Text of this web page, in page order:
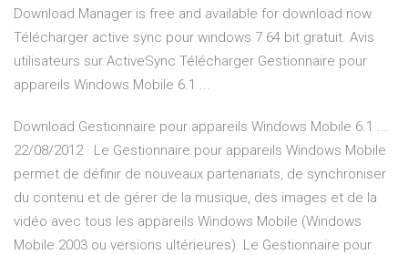
Download Manager is free and available for download now.
Télécharger active sync pour windows 7 64 bit gratuit. Avis
utilisateurs sur ActiveSync Télécharger Gestionnaire pour
appareils Windows Mobile 6.1 ...
Download Gestionnaire pour appareils Windows Mobile 6.1 ...
22/08/2012 · Le Gestionnaire pour appareils Windows Mobile
permet de définir de nouveaux partenariats, de synchroniser
du contenu et de gérer de la musique, des images et de la
vidéo avec tous les appareils Windows Mobile (Windows
Mobile 2003 ou versions ultérieures). Le Gestionnaire pour